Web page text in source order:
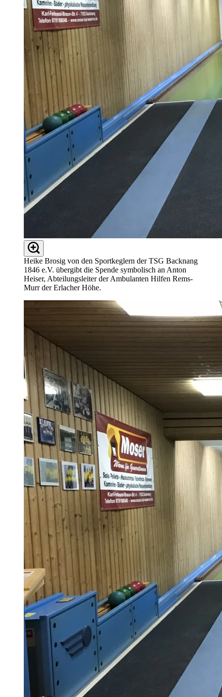
Heike Brosig von den Sportkeglern der TSG Backnang
1846 e.V. übergibt die Spende symbolisch an Anton
Heiser, Abteilungsleiter der Ambulanten Hilfen Rems-
Murr der Erlacher Höhe.